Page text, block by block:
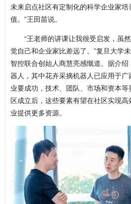
未来启点社区有定制化的科学企业家
值。”王田苗说。
“王老师的讲课让我很受启发，虽
觉自己和企业家比差远了。”复旦大学
智控联合创始人商慧亮感慨道。据介
器人，其中花卉采摘机器人已应用于
业要成功，技术、团队、市场和资本
区成立后，这些要素有望在社区实现
业提供更多资源。